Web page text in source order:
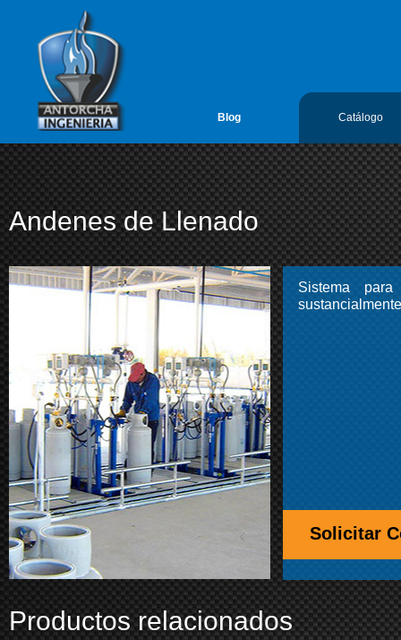
google-site-
Antorcha Ingenieria 1 Catálogo
Blog
Andenes de Llenado
Sistema
Solicitar
Productos relacionados